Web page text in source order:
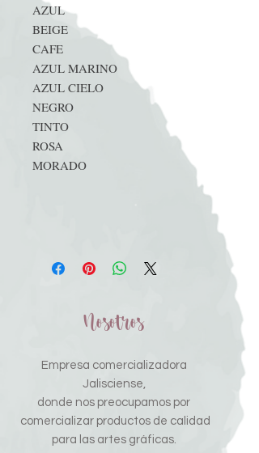
AZUL
BEIGE
CAFE
AZUL MARINO
AZUL CIELO
NEGRO
TINTO
ROSA
MORADO
Nosotros
Empresa comercializadora
Jalisciense,
donde nos preocupamos por
comercializar productos de calidad
para las artes gráficas.